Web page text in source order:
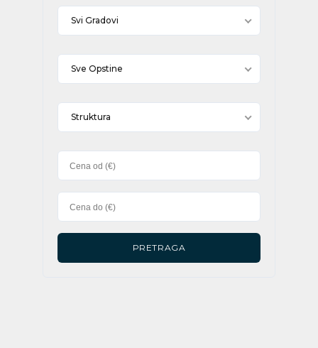
Svi Gradovi
Sve Opstine
Struktura